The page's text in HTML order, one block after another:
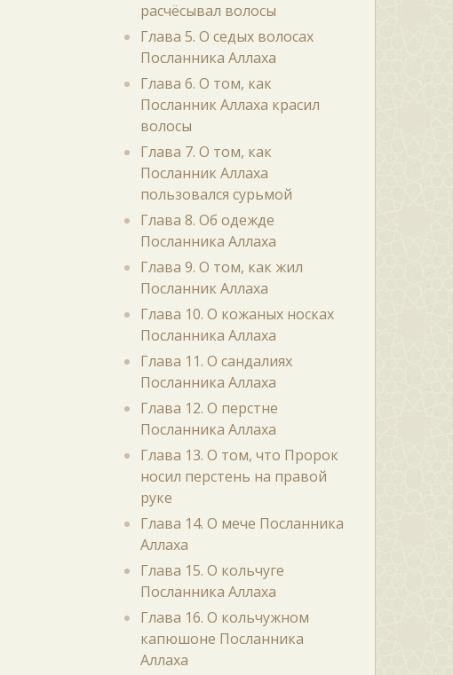
расчёсывал волосы
Глава 5. О седых волосах
Посланника Аллаха
Глава 6. О том, как
Посланник Аллаха красил
волосы
Глава 7. О том, как
Посланник Аллаха
пользовался сурьмой
Глава 8. Об одежде
Посланника Аллаха
Глава 9. О том, как жил
Посланник Аллаха
Глава 10. О кожаных носках
Посланника Аллаха
Глава 11. О сандалиях
Посланника Аллаха
Глава 12. О перстне
Посланника Аллаха
Глава 13. О том, что Пророк
носил перстень на правой
руке
Глава 14. О мече Посланника
Аллаха
Глава 15. О кольчуге
Посланника Аллаха
Глава 16. О кольчужном
капюшоне Посланника
Аллаха